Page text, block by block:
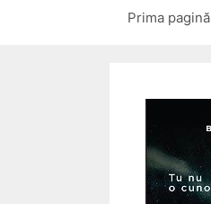
Prima pagină